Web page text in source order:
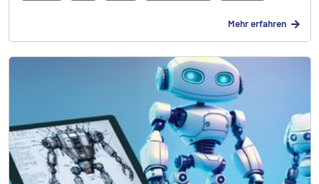
Mehr erfahren